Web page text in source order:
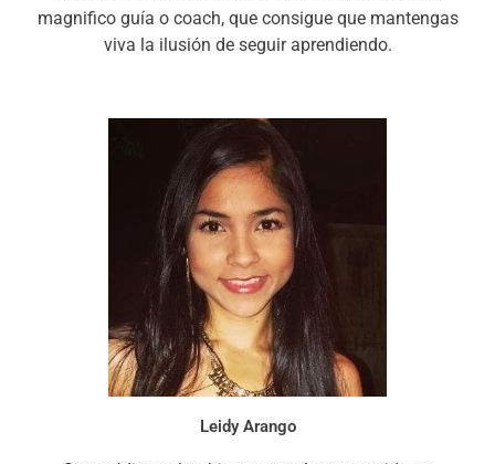
magnifico guía o coach, que consigue que mantengas
viva la ilusión de seguir aprendiendo.
Leidy Arango